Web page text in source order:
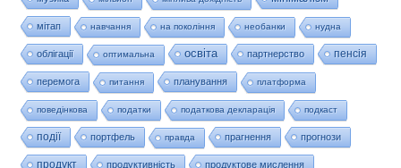
мітап навчання на покоління необанки нудна
облігації оптимальна освіта партнерство пенсія
перемога питання планування платформа
поведінкова податки податкова декларація подкаст
події портфель правда прагнення прогнози
продукт продуктивність продуктове мислення